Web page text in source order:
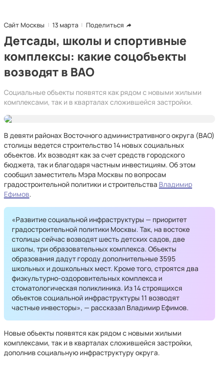
Сайт Москвы 13 марта Поделиться
Детсады, школы и спортивные
комплексы: какие соцобъекты
возводят в ВАО
Социальные объекты появятся как рядом с новыми жилыми
комплексами, так и в кварталах сложившейся застройки.
В девяти районах Восточного административного округа (ВАО)
столицы ведется строительство 14 новых социальных
объектов. Их возводят как за счет средств городского
бюджета, так и благодаря частным инвестициям. Об этом
сообщил заместитель Мэра Москвы по вопросам
градостроительной политики и строительства Владимир
Ефимов.
«Развитие социальной инфраструктуры — приоритет
градостроительной политики Москвы. Так, на востоке
столицы сейчас возводят шесть детских садов, две
школы, три образовательных комплекса. Объекты
образования дадут городу дополнительные 3595
школьных и дошкольных мест. Кроме того, строятся два
физкультурно-оздоровительных комплекса и
стоматологическая поликлиника. Из 14 строящихся
объектов социальной инфраструктуры 11 возводят
частные инвесторы», — рассказал Владимир Ефимов.
Новые объекты появятся как рядом с новыми жилыми
комплексами, так и в кварталах сложившейся застройки,
дополнив социальную инфраструктуру округа.